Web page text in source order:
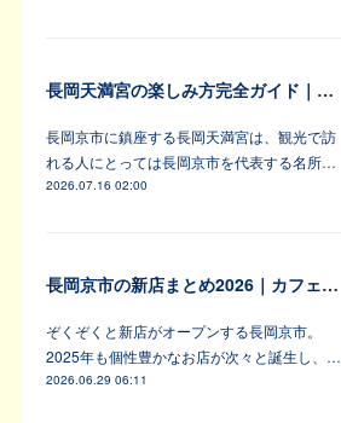
長岡天満宮の楽しみ方完全ガイド｜アンバサダーが教えます！
長岡京市に鎮座する長岡天満宮は、観光で訪
れる人にとっては長岡京市を代表する名所…
2026.07.16 02:00
長岡京市の新店まとめ2026｜カフェ・居酒屋・韓国料理など注目6軒
ぞくぞくと新店がオープンする長岡京市。
2025年も個性豊かなお店が次々と誕生し、…
2026.06.29 06:11